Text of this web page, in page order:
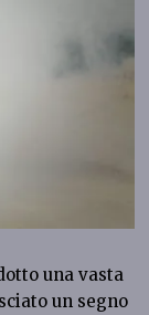
una vasta
un segno